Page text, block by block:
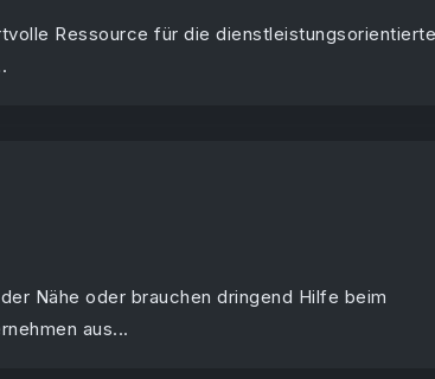
Ressource für die dienstleistungsorientierte
Nähe oder brauchen dringend Hilfe beim
aus...